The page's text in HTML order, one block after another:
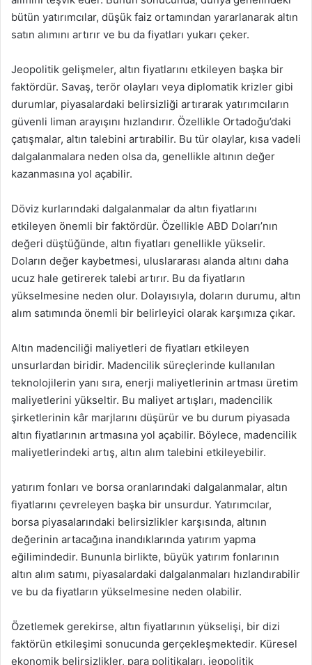
bütün yatırımcılar, düşük faiz ortamından yararlanarak altın
satın alımını artırır ve bu da fiyatları yukarı çeker.
Jeopolitik gelişmeler, altın fiyatlarını etkileyen başka bir
faktördür. Savaş, terör olayları veya diplomatik krizler gibi
durumlar, piyasalardaki belirsizliği artırarak yatırımcıların
güvenli liman arayışını hızlandırır. Özellikle Ortadoğu’daki
çatışmalar, altın talebini artırabilir. Bu tür olaylar, kısa vadeli
dalgalanmalara neden olsa da, genellikle altının değer
kazanmasına yol açabilir.
Döviz kurlarındaki dalgalanmalar da altın fiyatlarını
etkileyen önemli bir faktördür. Özellikle ABD Doları’nın
değeri düştüğünde, altın fiyatları genellikle yükselir.
Doların değer kaybetmesi, uluslararası alanda altını daha
ucuz hale getirerek talebi artırır. Bu da fiyatların
yükselmesine neden olur. Dolayısıyla, doların durumu, altın
alım satımında önemli bir belirleyici olarak karşımıza çıkar.
Altın madenciliği maliyetleri de fiyatları etkileyen
unsurlardan biridir. Madencilik süreçlerinde kullanılan
teknolojilerin yanı sıra, enerji maliyetlerinin artması üretim
maliyetlerini yükseltir. Bu maliyet artışları, madencilik
şirketlerinin kâr marjlarını düşürür ve bu durum piyasada
altın fiyatlarının artmasına yol açabilir. Böylece, madencilik
maliyetlerindeki artış, altın alım talebini etkileyebilir.
yatırım fonları ve borsa oranlarındaki dalgalanmalar, altın
fiyatlarını çevreleyen başka bir unsurdur. Yatırımcılar,
borsa piyasalarındaki belirsizlikler karşısında, altının
değerinin artacağına inandıklarında yatırım yapma
eğilimindedir. Bununla birlikte, büyük yatırım fonlarının
altın alım satımı, piyasalardaki dalgalanmaları hızlandırabilir
ve bu da fiyatların yükselmesine neden olabilir.
Özetlemek gerekirse, altın fiyatlarının yükselişi, bir dizi
faktörün etkileşimi sonucunda gerçekleşmektedir. Küresel
ekonomik belirsizlikler, para politikaları, jeopolitik